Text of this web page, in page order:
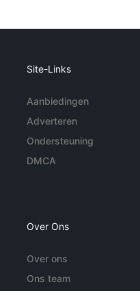
Site-Links
Aanbiedingen
Adverteren
Ondersteuning
DMCA
Over Ons
Over ons
Ons team